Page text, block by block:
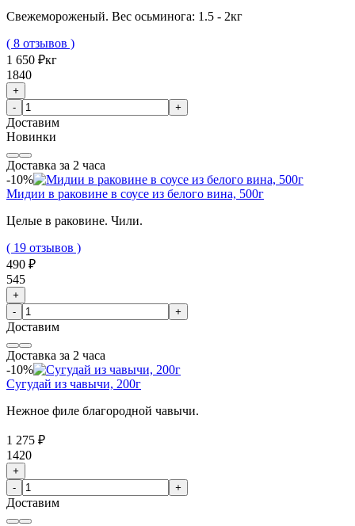
Свежемороженый. Вес осьминога: 1.5 - 2кг
( 8 отзывов )
1 650 ₽кг
1840
+
-
+
Доставим
Новинки
Доставка за 2 часа
-10%
Мидии в раковине в соусе из белого вина, 500г
Целые в раковине. Чили.
( 19 отзывов )
490 ₽
545
+
-
+
Доставим
Доставка за 2 часа
-10%
Сугудай из чавычи, 200г
Нежное филе благородной чавычи.
1 275 ₽
1420
+
-
+
Доставим